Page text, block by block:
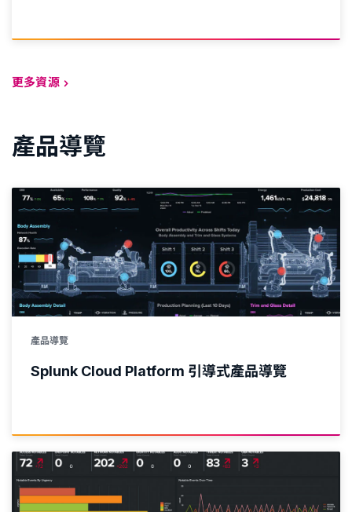
更多資源
產品導覽
產品導覽
Splunk Cloud Platform 引導式產品導覽